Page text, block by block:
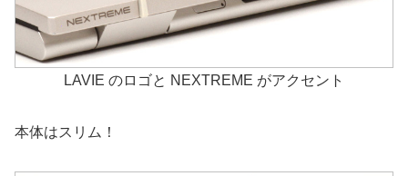
LAVIE のロゴと NEXTREME がアクセント
本体はスリム！